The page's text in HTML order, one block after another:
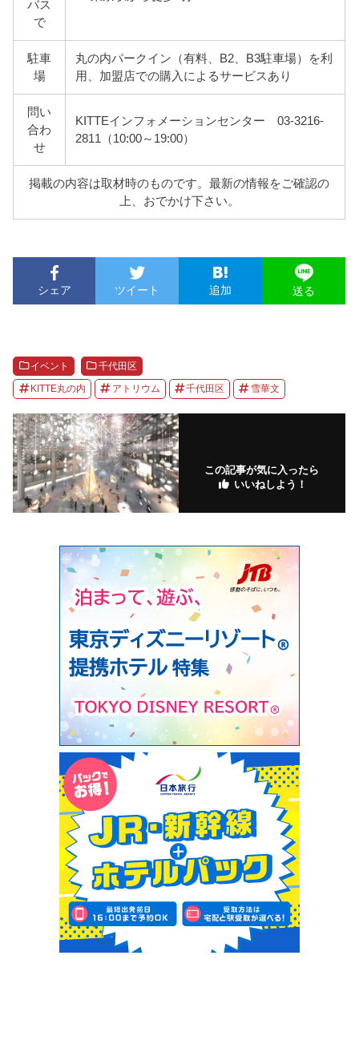
バス
で
駐車
場
丸の内パークイン（有料、B2、B3駐車場）を利
用、加盟店での購入によるサービスあり
問い
合わ
せ
KITTEインフォメーションセンター 03-3216-
2811（10:00～19:00）
掲載の内容は取材時のものです。最新の情報をご確認の
上、おでかけ下さい。
シェア ツイート 追加 送る
イベント 千代田区
KITTE丸の内 アトリウム 千代田区 雪華文
この記事が気に入ったら
いいねしよう！